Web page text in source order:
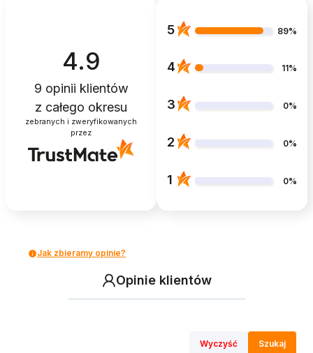
4.9
9 opinii klientów
z całego okresu
zebranych i zweryfikowanych
przez
5 89%
4 11%
3 0%
2 0%
1 0%
Jak zbieramy opinie?
Opinie klientów
Wyczyść Szukaj